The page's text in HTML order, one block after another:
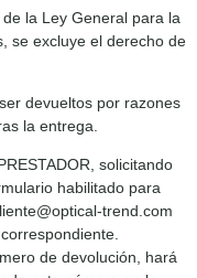
la Ley General para la
se excluye el derecho de
devueltos por razones
la entrega.
solicitando
habilitado para
trend.com
de devolución, hará